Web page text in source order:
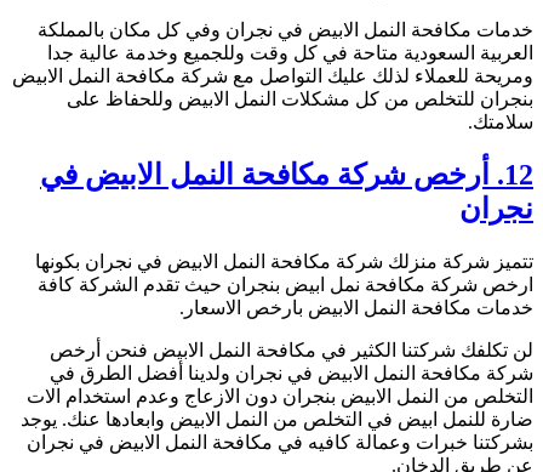
مكافحة النمل الابيض في نجران وفي كل مكان بالمملكة
السعودية متاحة في كل وقت وللجميع وخدمة عالية جدا
للعملاء لذلك عليك التواصل مع شركة مكافحة النمل الابيض
للتخلص من كل مشكلات النمل الابيض وللحفاظ على
12. أرخص شركة مكافحة النمل الابيض في
شركة منزلك شركة مكافحة النمل الابيض في نجران بكونها
شركة مكافحة نمل ابيض بنجران حيث تقدم الشركة كافة
مكافحة النمل الابيض بارخص الاسعار.
تكلفك شركتنا الكثير في مكافحة النمل الابيض فنحن أرخص
مكافحة النمل الابيض في نجران ولدينا أفضل الطرق في
من النمل الابيض بنجران دون الازعاج وعدم استخدام الات
للنمل ابيض في التخلص من النمل الابيض وابعادها عنك. يوجد
خبرات وعمالة كافيه في مكافحة النمل الابيض في نجران
طريق الدخان.